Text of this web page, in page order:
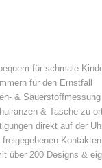
ist: 129.99 €.
für schmale
für den Ernstfall
& Sauerstoffmessung
& Tasche zu
direkt auf der
Kontakten
über 200 Designs &